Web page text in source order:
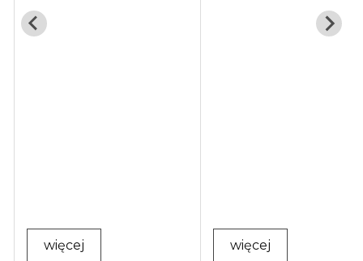
więcej
VersaHandler - 6917025
Oryginalny sterownik
Bobcat do ładowarek
więcej